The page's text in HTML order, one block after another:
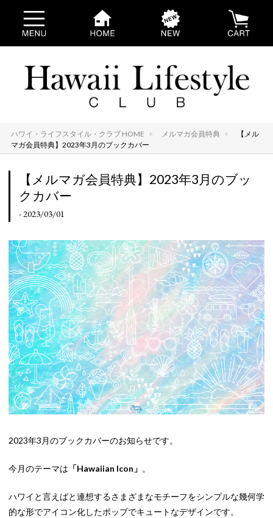
ハワイ・ライフスタイル・クラブ HOME メルマガ会員特典
【メル
マガ会員特典】2023年3月のブックカバー
【メルマガ会員特典】2023年3月のブッ
クカバー
- 2023/03/01
2023年3月のブックカバーのお知らせです。
今月のテーマは 「Hawaiian Icon 」 。
ハワイと言えばと連想するさまざまなモチーフをシンプルな幾何学
的な形でアイコン化したポップでキュートなデザインです。